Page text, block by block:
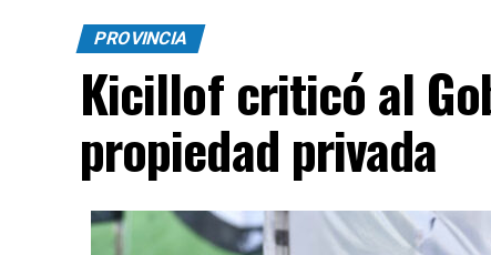
PROVINCIA
Kicillof criticó al
propiedad privada